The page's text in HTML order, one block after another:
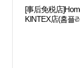
[事后免税店
KINTEX店(홈플